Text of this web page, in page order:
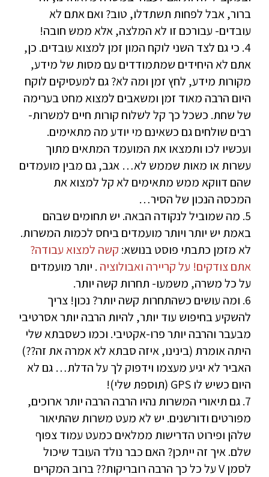
ברור, אבל לפחות תשתדלו, טוב? ואם אתם לא
עובדים- עבורכם זו לא המלצה, אלא ממש חובה!
4. כי גם לצד השני לוקח המון זמן למצוא עובדים. כן,
אתם לא היחידים שמתמודדים עם מסות של מידע,
מקורות מידע, לחץ זמן ומה לא? גם למעסיקים לוקח
היום הרבה מאוד זמן ומשאבים למצוא מחט בערימה
של שחת. כשכל כך קל לשלוח קורות חיים למשרות-
רבים שולחים גם כשאינם מי יודע מה מתאימים.
ועכשיו לכו ותמצאו את המועמד המתאים מתוך
עשרות או מאות שממש לא… אגב, גם מבין מועמדים
שהם דווקא ממש מתאימים לא קל למצוא את
המכסה הנכון של הסיר…
5. מה שמוביל לנקודה הבאה. יש תחומים שבהם
באמת יש יותר ויותר מועמדים ביחס לכמות המשרות.
לא מזמן כתבתי פוסט בנושא: קשה למצוא עבודה?
אתם צודקים! על קריירה ואבולוציה . יותר מועמדים
על כל משרה, משמעו- תחרות קשה יותר.
6. ומה עושים כשהתחרות קשה יותר? נכון! צריך
להשקיע בחיפוש עוד יותר, להיות הרבה יותר אסרטיבי
מבעבר והרבה יותר פרו-אקטיבי. וכמו כשסבתא שלי
היתה אומרת (בינינו, איזה סבתא לא אמרה את זה??)
האביר לא יגיע מעצמו וידפוק לך על הדלת… גם לא
היום כשיש לו GPS (תוספת שלי)!
7. גם תיאורי המשרות נהיו הרבה הרבה יותר ארוכים,
מפורטים ודורשנים. יש לא מעט משרות שהתיאור
שלהן ופירוט הדרישות ממלאים כמעט עמוד צפוף
שלם. איך זה ייתכן? האם כבר נולד העובד שיכול
לסמן V על כל כך הרבה רובריקות?? ברוב המקרים